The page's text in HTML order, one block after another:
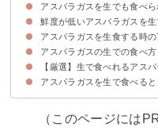
アスパラガスの生食は基本
アスパラガスを生でも食べら
アスパラガスが生で食べら
白・紫のアスパラガスも新
鮮度が低いアスパラガスを
①甘み・旨み・食感が落ちて
②消化が悪くお腹を壊す危険
アスパラガスを生食する時
アスパラガスの生での食べ
①生アスパラの和え物
②ホワイトアスパラのサラ
③エビとアスパラのサラダ
【厳選】生で食べれるアス
ブルブルファーム20｜【
アスパラガスを生で食べる
（このページには